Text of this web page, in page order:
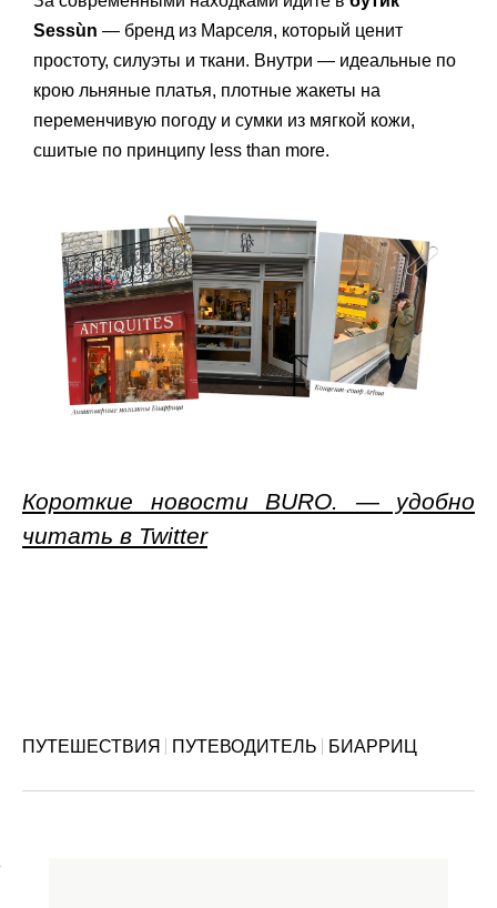
Sessùn — бренд из Марселя, который ценит
простоту, силуэты и ткани. Внутри — идеальные по
крою льняные платья, плотные жакеты на
переменчивую погоду и сумки из мягкой кожи,
сшитые по принципу less than more.
Короткие новости BURO. — удобно
читать в Twitter
ПУТЕШЕСТВИЯ ПУТЕВОДИТЕЛЬ БИАРРИЦ